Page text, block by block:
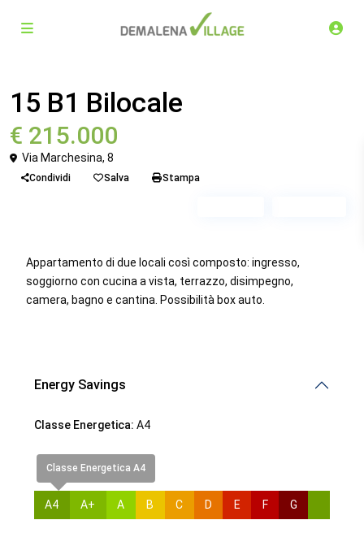
15 B1 Bilocale
€ 215.000
Via Marchesina, 8
Condividi Salva Stampa
Appartamento di due locali così composto: ingresso,
soggiorno con cucina a vista, terrazzo, disimpegno,
camera, bagno e cantina. Possibilità box auto.
Energy Savings
Classe Energetica: A4
Classe Energetica A4
A4 A+ A B C D E F G